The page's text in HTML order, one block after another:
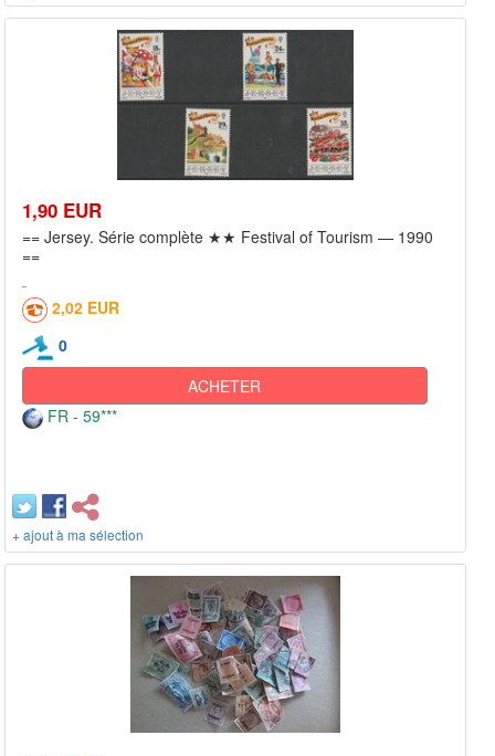
1,90 EUR
== Jersey. Série complète ★★ Festival of Tourism — 1990
==
2,02 EUR
0
ACHETER
FR - 59***
+ ajout à ma sélection